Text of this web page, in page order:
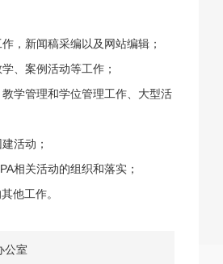
，新闻稿采编以及网站编辑；
、案例活动等工作；
学管理和学位管理工作、大型活
活动；
相关活动的组织和落实；
他工作。
公室